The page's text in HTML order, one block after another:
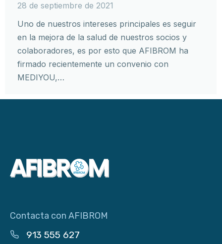
28 de septiembre de 2021
Uno de nuestros intereses principales es seguir
en la mejora de la salud de nuestros socios y
colaboradores, es por esto que AFIBROM ha
firmado recientemente un convenio con
MEDIYOU,…
Contacta con AFIBROM
913 555 627